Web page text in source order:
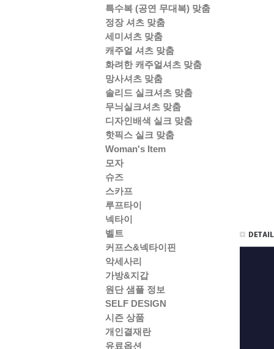
특수복 (공연 무대복) 맞춤
정장 셔츠 맞춤
세미셔츠 맞춤
캐주얼 셔츠 맞춤
화려한 캐주얼셔츠 맞춤
망사셔츠 맞춤
솔리드 실크셔츠 맞춤
무늬실크셔츠 맞춤
디자인배색 실크 맞춤
핫픽스 실크 맞춤
Woman's Item
모자
슈즈
스카프
루프타이
넥타이
벨트
커프스&넥타이핀
악세사리
가방&지갑
원단 샘플 정보
SELF DESIGN
시즌 상품
개인결재란
유료옵션